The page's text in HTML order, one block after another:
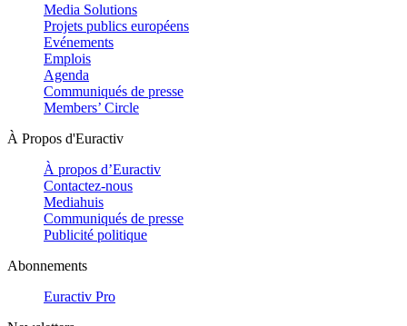
Media Solutions
Projets publics européens
Evénements
Emplois
Agenda
Communiqués de presse
Members’ Circle
À Propos d'Euractiv
À propos d’Euractiv
Contactez-nous
Mediahuis
Communiqués de presse
Publicité politique
Abonnements
Euractiv Pro